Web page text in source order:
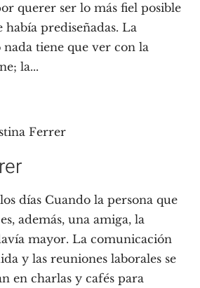
querer ser lo más fiel posible
había prediseñadas. La
tiene que ver con la
la...
días Cuando la persona que
además, una amiga, la
mayor. La comunicación
y las reuniones laborales se
en charlas y cafés para